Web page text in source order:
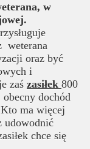
w
weterana
oraz być
i
zaś zasiłek 800
dochód
ma więcej
udowodnić
chce się